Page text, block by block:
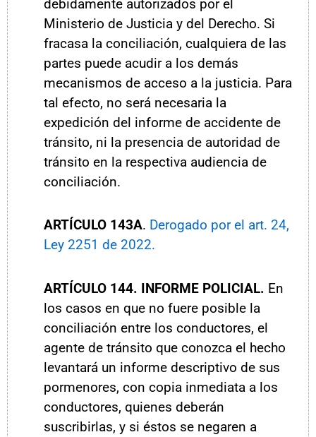
debidamente autorizados por el
Ministerio de Justicia y del Derecho. Si
fracasa la conciliación, cualquiera de las
partes puede acudir a los demás
mecanismos de acceso a la justicia. Para
tal efecto, no será necesaria la
expedición del informe de accidente de
tránsito, ni la presencia de autoridad de
tránsito en la respectiva audiencia de
conciliación.
ARTÍCULO 143A. Derogado por el art. 24,
Ley 2251 de 2022.
ARTÍCULO 144. INFORME POLICIAL. En
los casos en que no fuere posible la
conciliación entre los conductores, el
agente de tránsito que conozca el hecho
levantará un informe descriptivo de sus
pormenores, con copia inmediata a los
conductores, quienes deberán
suscribirlas, y si éstos se negaren a